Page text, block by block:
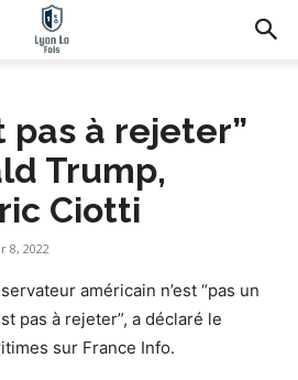
pas à rejeter”
Trump,
Ciotti
8, 2022
américain n’est “pas un
pas à rejeter”, a déclaré le
sur France Info.